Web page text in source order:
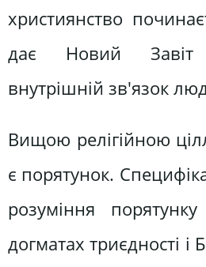
християнство
дає Новий Завіт
внутрішній зв'язок
Вищою релігійною
є порятунок.
розуміння
догматах триєдності